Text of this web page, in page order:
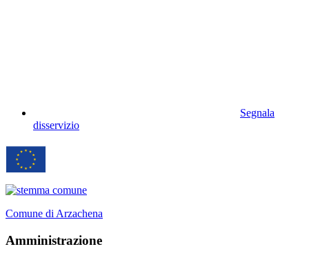
Segnala
disservizio
Comune di Arzachena
Amministrazione